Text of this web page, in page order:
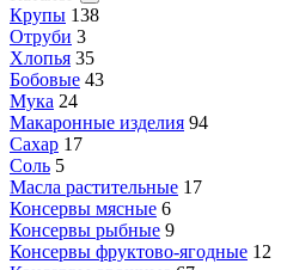
Крупы 138
Отруби 3
Хлопья 35
Бобовые 43
Мука 24
Макаронные изделия 94
Сахар 17
Соль 5
Масла растительные 17
Консервы мясные 6
Консервы рыбные 9
Консервы фруктово-ягодные 12